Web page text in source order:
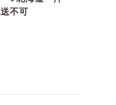
不可